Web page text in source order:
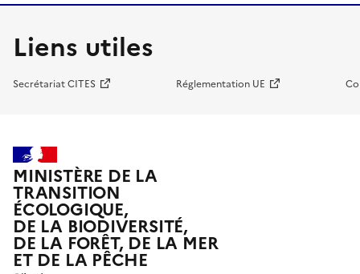
Liens utiles
Secrétariat CITES Réglementation UE
MINISTÈRE DE LA
TRANSITION
ÉCOLOGIQUE,
DE LA BIODIVERSITÉ,
DE LA FORÊT, DE LA MER
ET DE LA PÊCHE